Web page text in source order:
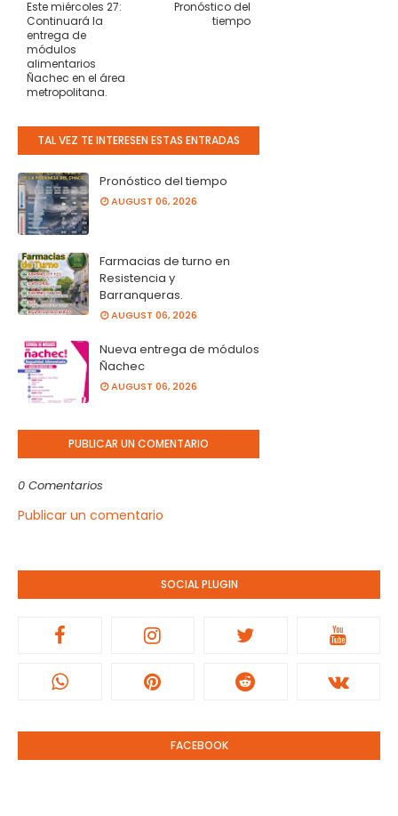
Pronóstico del
tiempo
Este miércoles 27:
Continuará la
entrega de
módulos
alimentarios
Ñachec en el área
metropolitana.
TAL VEZ TE INTERESEN ESTAS ENTRADAS
Pronóstico del tiempo
AUGUST 06, 2026
Farmacias de turno en
Resistencia y
Barranqueras.
AUGUST 06, 2026
Nueva entrega de módulos
Ñachec
AUGUST 06, 2026
PUBLICAR UN COMENTARIO
0 Comentarios
Publicar un comentario
SOCIAL PLUGIN
FACEBOOK